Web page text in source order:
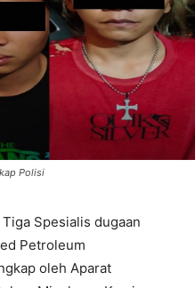
Polisi
Tiga Spesialis dugaan
Petroleum
oleh Aparat